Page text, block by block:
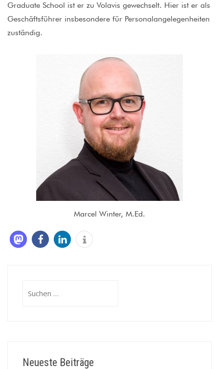
Graduate School ist er zu Volavis gewechselt. Hier ist er als
Geschäftsführer insbesondere für Personalangelegenheiten
zuständig.
Marcel Winter, M.Ed.
nach:
Neueste Beiträge